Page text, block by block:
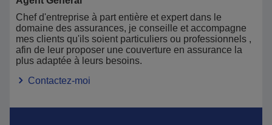
Chef d'entreprise à part entière et expert dans le
domaine des assurances, je conseille et accompagne
mes clients qu'ils soient particuliers ou professionnels ,
afin de leur proposer une couverture en assurance la
plus adaptée à leurs besoins.
Contactez-moi